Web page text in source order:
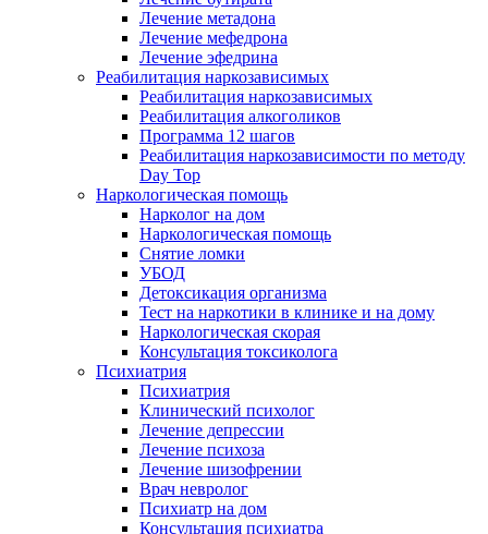
Лечение метадона
Лечение мефедрона
Лечение эфедрина
Реабилитация наркозависимых
Реабилитация наркозависимых
Реабилитация алкоголиков
Программа 12 шагов
Реабилитация наркозависимости по методу
Day Top
Наркологическая помощь
Нарколог на дом
Наркологическая помощь
Снятие ломки
УБОД
Детоксикация организма
Тест на наркотики в клинике и на дому
Наркологическая скорая
Консультация токсиколога
Психиатрия
Психиатрия
Клинический психолог
Лечение депрессии
Лечение психоза
Лечение шизофрении
Врач невролог
Психиатр на дом
Консультация психиатра